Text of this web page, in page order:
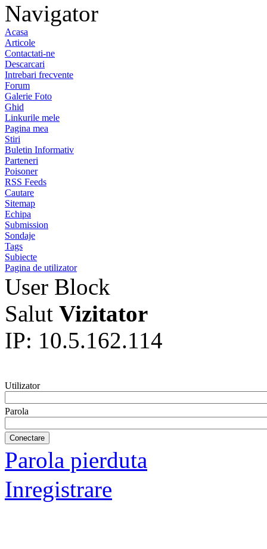
Navigator
Acasa
Articole
Contactati-ne
Descarcari
Intrebari frecvente
Forum
Galerie Foto
Ghid
Linkurile mele
Pagina mea
Stiri
Buletin Informativ
Parteneri
Poisoner
RSS Feeds
Cautare
Sitemap
Echipa
Submission
Sondaje
Tags
Subiecte
Pagina de utilizator
User Block
Salut Vizitator
IP: 10.5.162.114
Utilizator
Parola
Parola pierduta
Inregistrare